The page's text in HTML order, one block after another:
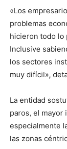
«Los
problemas
hicieron todo lo
Inclusive
los sectores
muy difícil»,
La entidad
paros, el mayor
especialmente
las zonas